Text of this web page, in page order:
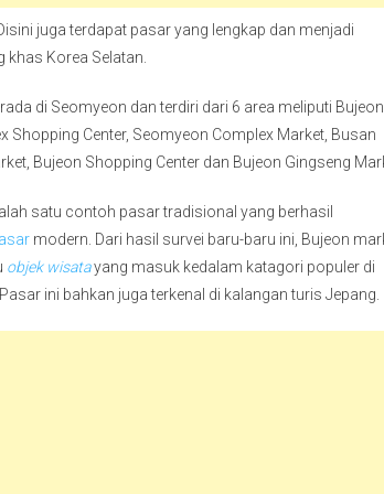
juga terdapat pasar yang lengkap dan menjadi
Korea Selatan.
di Seomyeon dan terdiri dari 6 area meliputi
Shopping Center, Seomyeon Complex Market, Busan
Bujeon Shopping Center dan Bujeon Gingseng
satu contoh pasar tradisional yang berhasil
modern. Dari hasil survei baru-baru ini, Bujeon
objek wisatayang masuk kedalam katagori populer di
ini bahkan juga terkenal di kalangan turis Jepang.